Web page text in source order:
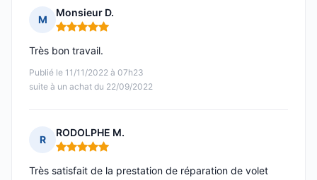
M
Monsieur D.
Note : 5 sur 5
Publié le 11/11/2022 à 07h23
suite à un achat du 22/09/2022
Très bon travail.
R
RODOLPHE M.
Note : 5 sur 5
Très satisfait de la prestation de réparation de volet